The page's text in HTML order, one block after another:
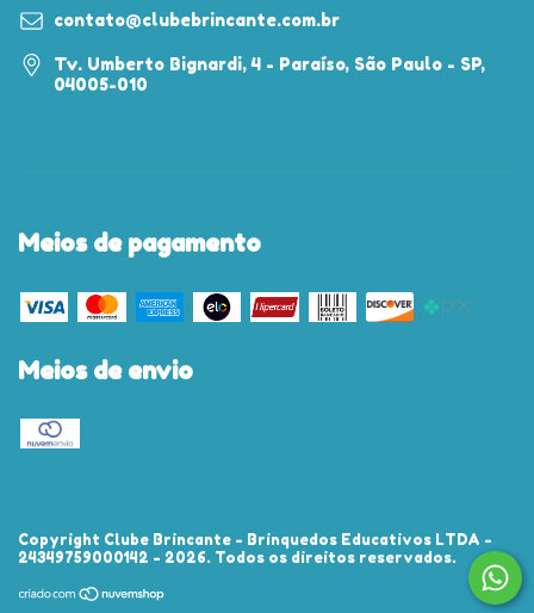
contato@clubebrincante.com.br
Tv. Umberto Bignardi, 4 - Paraíso, São Paulo - SP,
04005-010
Meios de pagamento
Meios de envio
Copyright Clube Brincante - Brinquedos Educativos LTDA -
24349759000142 - 2026. Todos os direitos reservados.